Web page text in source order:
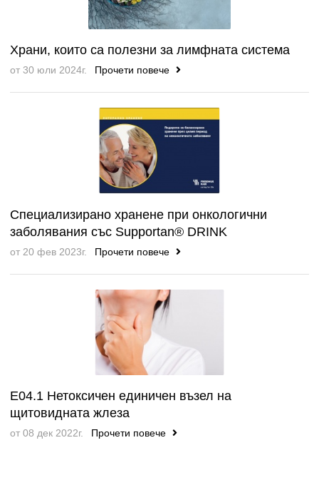
Храни, които са полезни за лимфната система
от 30 юли 2024г. Прочети повече
Специализирано хранене при онкологични
заболявания със Supportan® DRINK
от 20 фев 2023г. Прочети повече
E04.1 Нетоксичен единичен възел на
щитовидната жлеза
от 08 дек 2022г. Прочети повече